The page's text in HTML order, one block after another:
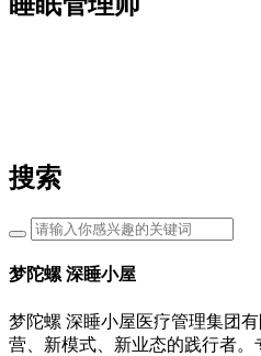
搜索
梦陀螺 深睡小屋
梦陀螺 深睡小屋医疗管理集团
营、新模式、新业态的践行者。